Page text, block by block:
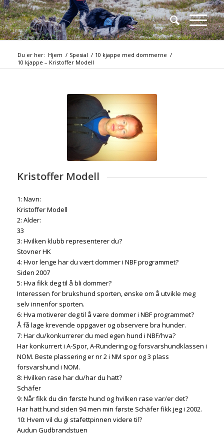
Du er her: Hjem / Spesial / 10 kjappe med dommerne /
10 kjappe – Kristoffer Modell
Kristoffer Modell
1: Navn:
Kristoffer Modell
2: Alder:
33
3: Hvilken klubb representerer du?
Stovner HK
4: Hvor lenge har du vært dommer i NBF programmet?
Siden 2007
5: Hva fikk deg til å bli dommer?
Interessen for brukshund sporten, ønske om å utvikle meg
selv innenfor sporten.
6: Hva motiverer deg til å være dommer i NBF programmet?
Å få lage krevende oppgaver og observere bra hunder.
7: Har du/konkurrerer du med egen hund i NBF/hva?
Har konkurrert i A-Spor, A-Rundering og forsvarshundklassen i
NOM. Beste plassering er nr 2 i NM spor og 3 plass
forsvarshund i NOM.
8: Hvilken rase har du/har du hatt?
Schäfer
9: Når fikk du din første hund og hvilken rase var/er det?
Har hatt hund siden 94 men min første Schäfer fikk jeg i 2002.
10: Hvem vil du gi stafettpinnen videre til?
Audun Gudbrandstuen